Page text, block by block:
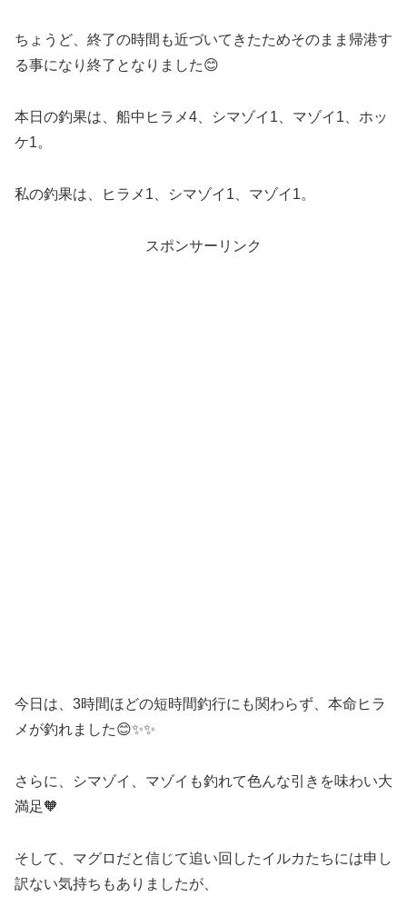
ちょうど、終了の時間も近づいてきたためそのまま帰港す
る事になり終了となりました😊
本日の釣果は、船中ヒラメ4、シマゾイ1、マゾイ1、ホッ
ケ1。
私の釣果は、ヒラメ1、シマゾイ1、マゾイ1。
スポンサーリンク
今日は、3時間ほどの短時間釣行にも関わらず、本命ヒラ
メが釣れました😊✨✨
さらに、シマゾイ、マゾイも釣れて色んな引きを味わい大
満足🧡
そして、マグロだと信じて追い回したイルカたちには申し
訳ない気持ちもありましたが、